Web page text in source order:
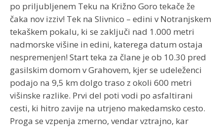
po priljubljenem Teku na Križno Goro tekače že
čaka nov izziv! Tek na Slivnico – edini v Notranjskem
tekaškem pokalu, ki se zaključi nad 1.000 metri
nadmorske višine in edini, katerega datum ostaja
nespremenjen! Start teka za člane je ob 10.30 pred
gasilskim domom v Grahovem, kjer se udeleženci
podajo na 9,5 km dolgo traso z okoli 600 metri
višinske razlike. Prvi del poti vodi po asfaltirani
cesti, ki hitro zavije na utrjeno makedamsko cesto.
Proga se vzpenja zmerno, vendar vztrajno, kar